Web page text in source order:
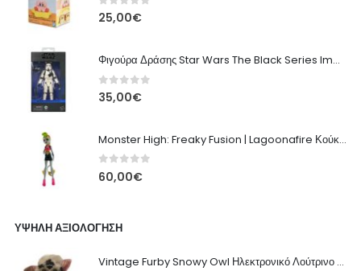
0out of 5
25,00€
Φιγούρα Δράσης Star Wars The Black Series Imperial Remnant Stormtrooper #05
0out of 5
35,00€
Monster High: Freaky Fusion | Lagoonafire Κούκλα Mattel 2013 - 28εκ
0 out of 5
60,00€
ΥΨΗΛΉ ΑΞΙΟΛΌΓΗΣΗ
Vintage Furby Snowy Owl Ηλεκτρονικό Λούτρινο Παιχνίδι - Μεταχειρισμένο - 15cm